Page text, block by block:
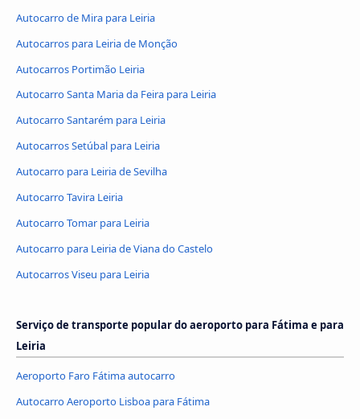
Autocarro de Mira para Leiria
Autocarros para Leiria de Monção
Autocarros Portimão Leiria
Autocarro Santa Maria da Feira para Leiria
Autocarro Santarém para Leiria
Autocarros Setúbal para Leiria
Autocarro para Leiria de Sevilha
Autocarro Tavira Leiria
Autocarro Tomar para Leiria
Autocarro para Leiria de Viana do Castelo
Autocarros Viseu para Leiria
Serviço de transporte popular do aeroporto para Fátima e para
Leiria
Aeroporto Faro Fátima autocarro
Autocarro Aeroporto Lisboa para Fátima